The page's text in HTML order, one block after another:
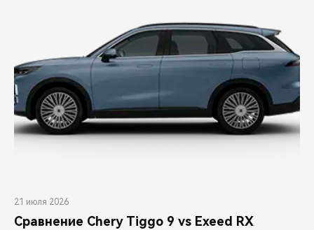
21 июля 2026
Сравнение Chery Tiggo 9 vs Exeed RX